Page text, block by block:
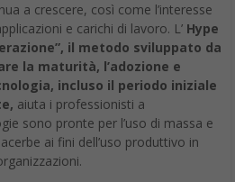
a crescere, così come l’interesse
e carichi di lavoro. L’ Hype
il metodo sviluppato da
la maturità, l’adozione e
incluso il periodo iniziale
aiuta i professionisti a
sono pronte per l’uso di massa e
ai fini dell’uso produttivo in